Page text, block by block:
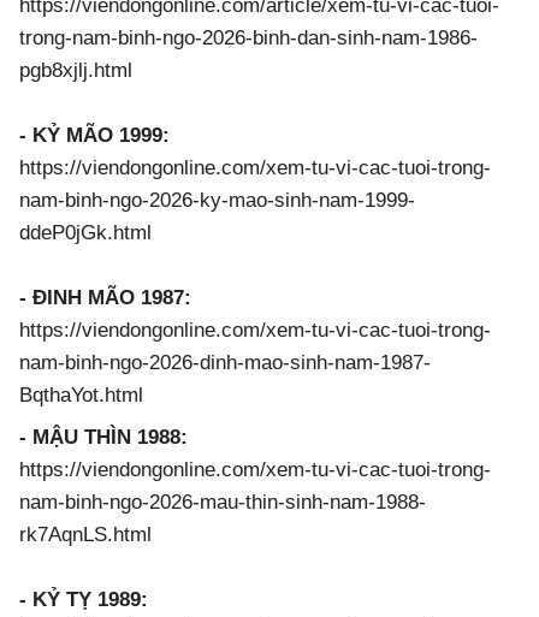
https://viendongonline.com/article/xem-tu-vi-cac-tuoi-
trong-nam-binh-ngo-2026-binh-dan-sinh-nam-1986-
pgb8xjlj.html
- KỶ MÃO 1999:
https://viendongonline.com/xem-tu-vi-cac-tuoi-trong-
nam-binh-ngo-2026-ky-mao-sinh-nam-1999-
ddeP0jGk.html
- ĐINH MÃO 1987:
https://viendongonline.com/xem-tu-vi-cac-tuoi-trong-
nam-binh-ngo-2026-dinh-mao-sinh-nam-1987-
BqthaYot.html
- MẬU THÌN 1988:
https://viendongonline.com/xem-tu-vi-cac-tuoi-trong-
nam-binh-ngo-2026-mau-thin-sinh-nam-1988-
rk7AqnLS.html
- KỶ TỴ 1989: